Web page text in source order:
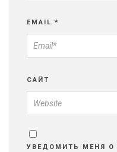
EMAIL *
САЙТ
УВЕДОМИТЬ МЕНЯ О